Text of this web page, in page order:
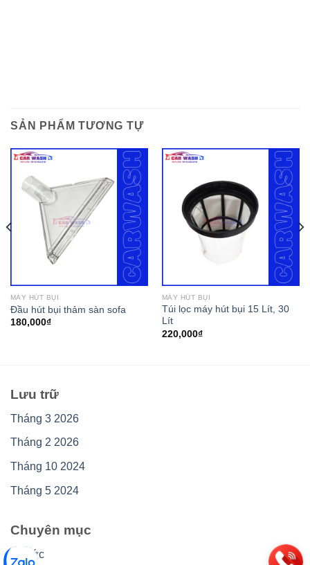
SẢN PHẨM TƯƠNG TỰ
MÁY HÚT BỤI
Đầu hút bụi thảm sàn sofa
180,000₫
MÁY HÚT BỤI
Túi lọc máy hút bụi 15 Lít, 30
Lít
220,000₫
Lưu trữ
Tháng 3 2026
Tháng 2 2026
Tháng 10 2024
Tháng 5 2024
Chuyên mục
Tin tức